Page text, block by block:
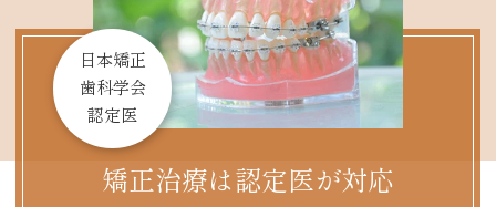
日本矯正
歯科学会
認定医
矯正治療は認定医が対応